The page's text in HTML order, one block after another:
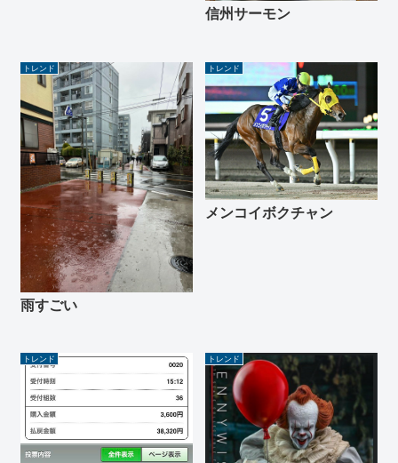
信州サーモン
トレンド
雨すごい
トレンド
メンコイボクチャン
トレンド トレンド